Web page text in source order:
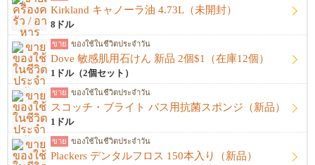
Kirkland キャノーラ油 4.73L（未開封）
8ドル
ขาย ของใช้ในชีวิตประจำวัน
Dove 敏感肌用石けん 新品 2個$1（在庫12個）
1ドル（2個セット）
ขาย ของใช้ในชีวิตประจำวัน
スコッチ・ブライト バス用抗菌スポンジ（新品）
1ドル
ขาย ของใช้ในชีวิตประจำวัน
Plackers デンタルフロス 150本入り（新品）